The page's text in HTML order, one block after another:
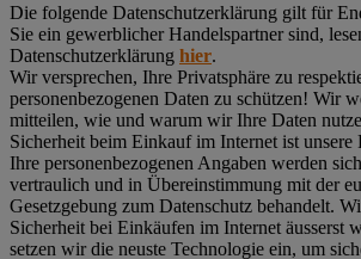
Die folgende Datenschutzerklärung gilt für
Sie ein gewerblicher Handelspartner sind,
Datenschutzerklärung hier.
Wir versprechen, Ihre Privatsphäre zu
personenbezogenen Daten zu schützen! Wir
mitteilen, wie und warum wir Ihre Daten
Sicherheit beim Einkauf im Internet ist unsere
Ihre personenbezogenen Angaben werden
vertraulich und in Übereinstimmung mit der
Gesetzgebung zum Datenschutz behandelt.
Sicherheit bei Einkäufen im Internet äusserst
setzen wir die neuste Technologie ein, um